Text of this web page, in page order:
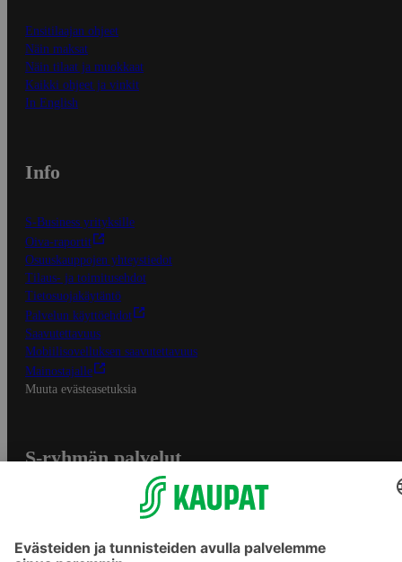
Ensitilaajan ohjeet
Näin maksat
Näin tilaat ja muokkaat
Kaikki ohjeet ja vinkit
In English
Info
S-Business yrityksille
Oiva-raportit
Osuuskauppojen yhteystiedot
Tilaus- ja toimitusehdot
Tietosuojakäytäntö
Palvelun käyttöehdot
Saavutettavuus
Mobiilisovelluksen saavutettavuus
Mainostajalle
Muuta evästeasetuksia
S-ryhmän palvelut
Yhteishyvä Ruoka -sovellus